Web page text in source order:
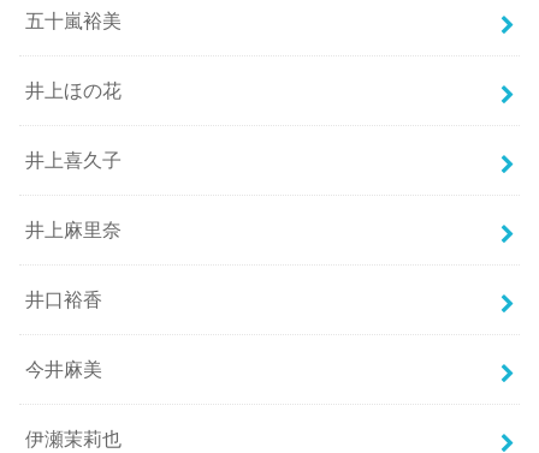
五十嵐裕美
井上ほの花
井上喜久子
井上麻里奈
井口裕香
今井麻美
伊瀬茉莉也